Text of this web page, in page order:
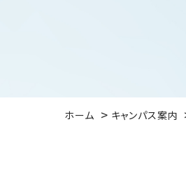
ホーム キャンパス案内